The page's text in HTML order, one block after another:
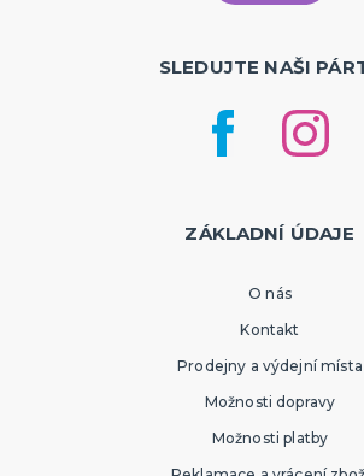
SLEDUJTE NAŠI
ZÁKLADNÍ ÚDAJE
O nás
Kontakt
Prodejny a výdejní místa
Možnosti dopravy
Možnosti platby